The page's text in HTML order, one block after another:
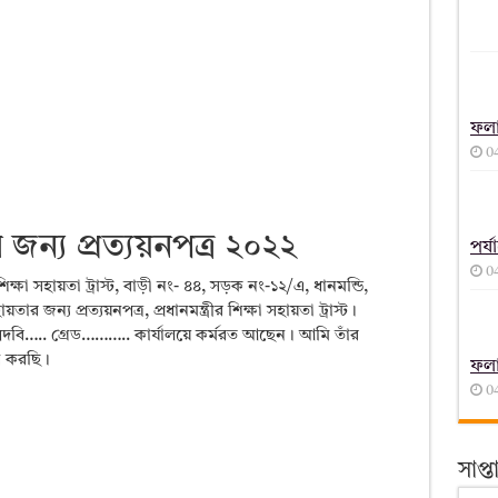
জন্য প্রত্যয়নপত্র ২০২২
সহায়তা ট্রাস্ট, বাড়ী নং- ৪৪, সড়ক নং-১২/এ, ধানমন্ডি,
জন্য প্রত্যয়নপত্র, প্রধানমন্ত্রীর শিক্ষা সহায়তা ট্রাস্ট।
গ্রেড……….. কার্যালয়ে কর্মরত আছেন। আমি তাঁর
করছি।